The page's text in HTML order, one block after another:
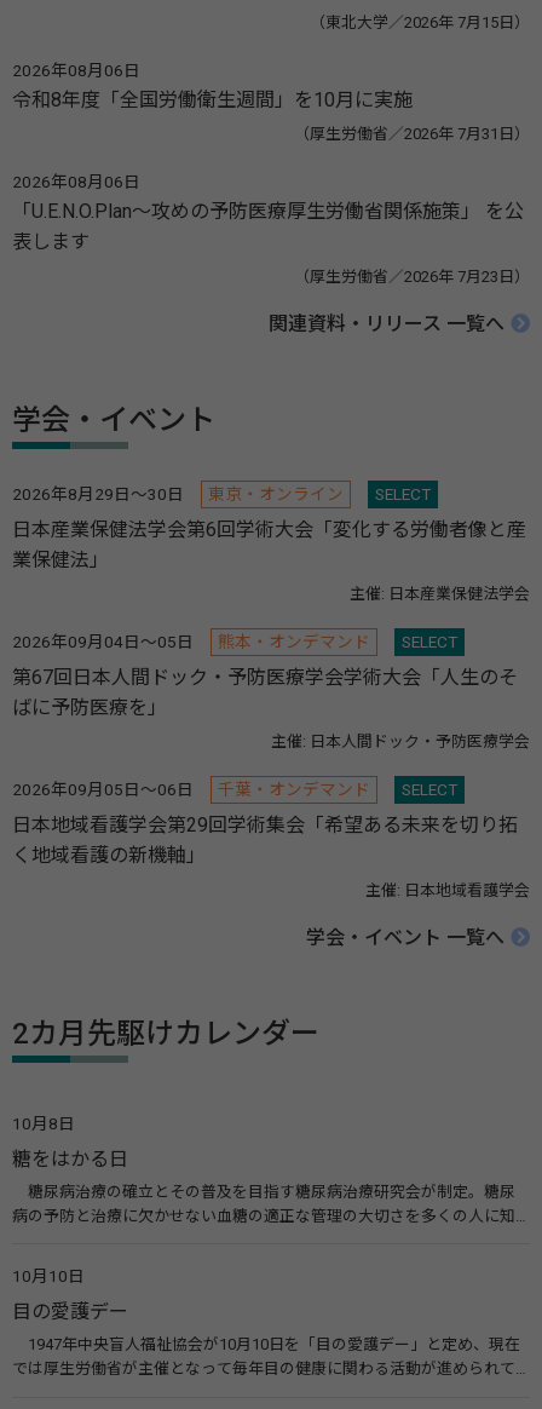
（東北大学／2026年 7月15日）
2026年08月06日
令和8年度「全国労働衛生週間」を10月に実施
（厚生労働省／2026年 7月31日）
2026年08月06日
「U.E.N.O.Plan～攻めの予防医療厚生労働省関係施策」 を公
表します
（厚生労働省／2026年 7月23日）
関連資料・リリース 一覧へ
学会・イベント
2026年8月29日～30日 東京・オンライン SELECT
日本産業保健法学会第6回学術大会「変化する労働者像と産
業保健法」
主催: 日本産業保健法学会
2026年09月04日～05日 熊本・オンデマンド SELECT
第67回日本人間ドック・予防医療学会学術大会「人生のそ
ばに予防医療を」
主催: 日本人間ドック・予防医療学会
2026年09月05日～06日 千葉・オンデマンド SELECT
日本地域看護学会第29回学術集会「希望ある未来を切り拓
く地域看護の新機軸」
主催: 日本地域看護学会
学会・イベント 一覧へ
2カ月先駆けカレンダー
10月8日
糖をはかる日
糖尿病治療の確立とその普及を目指す糖尿病治療研究会が制定。糖尿
病の予防と治療に欠かせない血糖の適正な管理の大切さを多くの人に知
療研究会） 糖尿病ネットワーク
10月10日
目の愛護デー
1947年中央盲人福祉協会が10月10日を「目の愛護デー」と定め、現在
では厚生労働省が主催となって毎年目の健康に関わる活動が進められて